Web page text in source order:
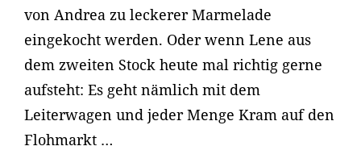
von Andrea zu leckerer Marmelade
eingekocht werden. Oder wenn Lene aus
dem zweiten Stock heute mal richtig gerne
aufsteht: Es geht nämlich mit dem
Leiterwagen und jeder Menge Kram auf den
Flohmarkt …